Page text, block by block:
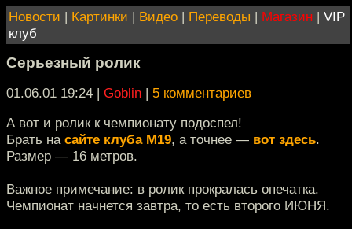
Новости | Картинки | Видео | Переводы | Магазин | VIP
клуб
Серьезный ролик
01.06.01 19:24 | Goblin | 5 комментариев
А вот и ролик к чемпионату подоспел!
Брать на сайте клуба М19, а точнее — вот здесь.
Размер — 16 метров.
Важное примечание: в ролик прокралась опечатка.
Чемпионат начнется завтра, то есть второго ИЮНЯ.